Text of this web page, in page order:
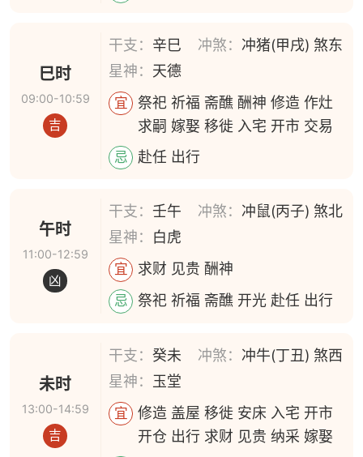
巳时
09:00-10:59
吉
干支： 辛巳 冲煞： 冲猪(甲戌) 煞东
星神： 天德
宜
祭祀 祈福 斋醮 酬神 修造 作灶
求嗣 嫁娶 移徙 入宅 开市 交易
忌 赴任 出行
午时
11:00-12:59
凶
干支： 壬午 冲煞： 冲鼠(丙子) 煞北
星神： 白虎
宜 求财 见贵 酬神
忌 祭祀 祈福 斋醮 开光 赴任 出行
未时
13:00-14:59
吉
干支：癸未 冲煞： 冲牛(丁丑) 煞西
星神： 玉堂
宜
修造 盖屋 移徙 安床 入宅 开市
开仓 出行 求财 见贵 纳采 嫁娶